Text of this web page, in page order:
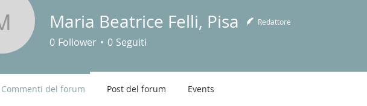
Maria Beatrice Felli, Pisa
Maria Beatrice Felli, Pisa Redattore
0 Follower 0 Seguiti
Commenti del forum Post del forum Events